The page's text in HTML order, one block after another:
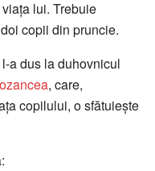
lui. Trebuie
copii din pruncie.
a dus la duhovnicul
, care,
copilului, o sfătuiește